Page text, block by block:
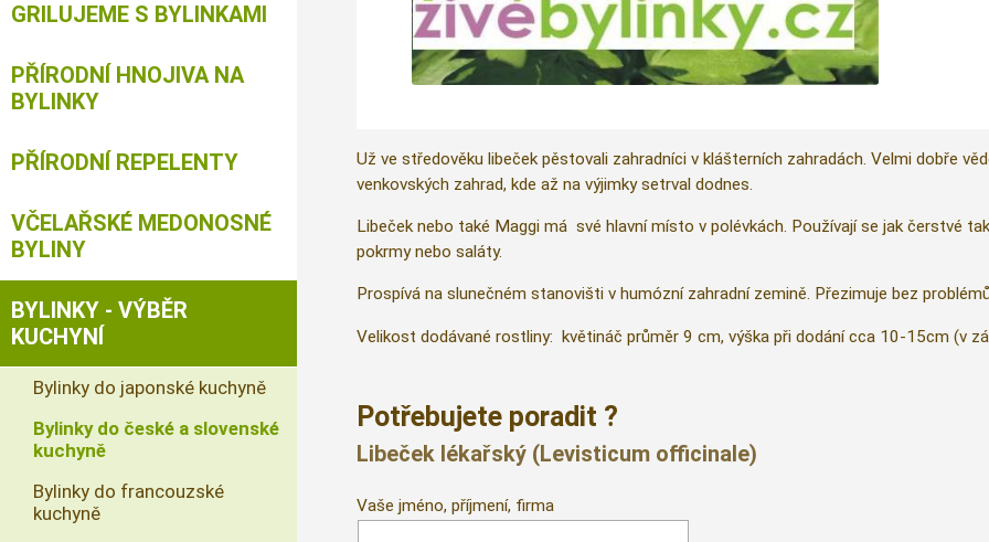
Už ve středověku libeček pěstovali zahradníci v klášterních zahradách. Velmi dobře
venkovských zahrad, kde až na výjimky setrval dodnes.
Libeček nebo také Maggi má své hlavní místo v polévkách. Používají se jak čerstvé
pokrmy nebo saláty.
Prospívá na slunečném stanovišti v humózní zahradní zemině. Přezimuje bez
Velikost dodávané rostliny: květináč průměr 9 cm, výška při dodání cca 10-15cm (v
Potřebujete poradit ?
Libeček lékařský (Levisticum officinale)
Vaše jméno, příjmení, firma
GRILUJEME S BYLINKAMI
PŘÍRODNÍ HNOJIVA NA
BYLINKY
PŘÍRODNÍ REPELENTY
VČELAŘSKÉ MEDONOSNÉ
BYLINY
BYLINKY - VÝBĚR
KUCHYNÍ
Bylinky do japonské kuchyně
Bylinky do české a slovenské
kuchyně
Bylinky do francouzské
kuchyně